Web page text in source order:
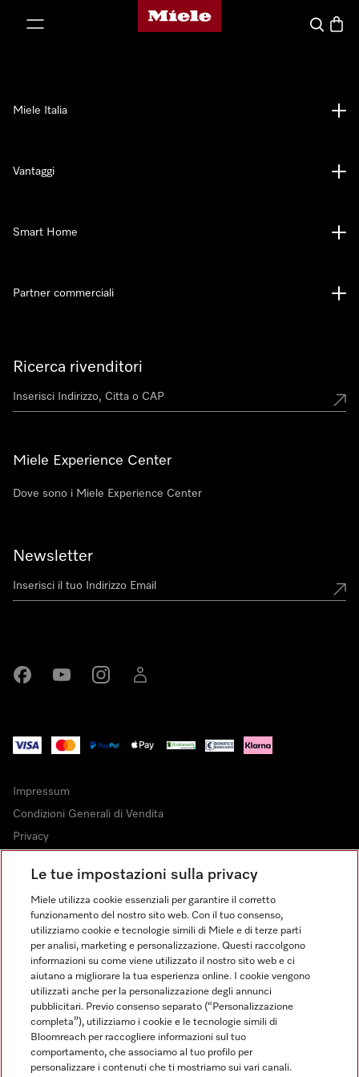
Homepage di Miele
Cerca
Ricerca rivenditori
Miele Experience Center
Dove sono i Miele Experience Center
Newsletter
Miele Italia
Vantaggi
Smart Home
Partner commerciali
Impressum
Condizioni Generali di Vendita
Privacy
Dichiarazione di Accessibilità
Modulo di recesso
Legge sui servizi digitali
Impostazioni cookie
FINANZIAMENTO FINO A 50 MESI CON OPZIONE 10 E TASSO
ZERO
Le tue impostazioni sulla privacy
Miele utilizza cookie essenziali per garantire il corretto
funzionamento del nostro sito web. Con il tuo consenso,
utilizziamo cookie e tecnologie simili di Miele e di terze parti
per analisi, marketing e personalizzazione. Questi raccolgono
informazioni su come viene utilizzato il nostro sito web e ci
aiutano a migliorare la tua esperienza online. I cookie vengono
utilizzati anche per la personalizzazione degli annunci
pubblicitari. Previo consenso separato (“Personalizzazione
completa”), utilizziamo i cookie e le tecnologie simili di
Bloomreach per raccogliere informazioni sul tuo
comportamento, che associamo al tuo profilo per
personalizzare i contenuti che ti mostriamo sui vari canali.